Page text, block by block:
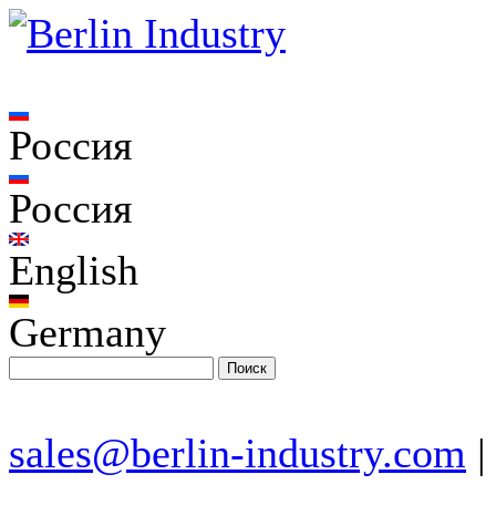
Россия
Россия
English
Germany
sales@berlin-industry.com |